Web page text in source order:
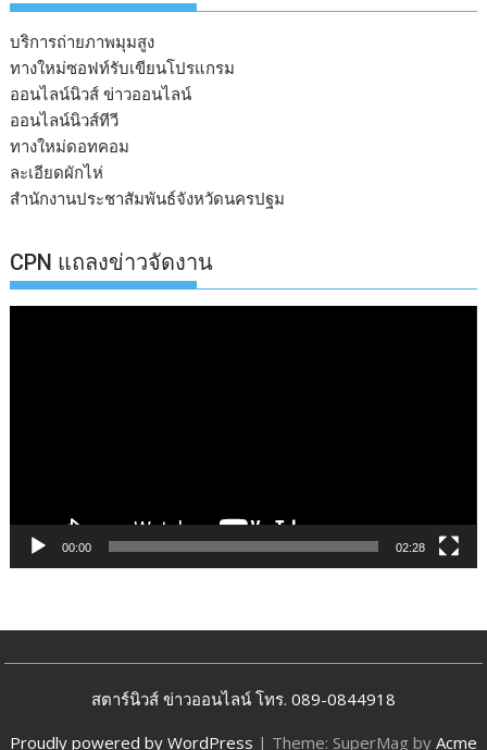
บริการถ่ายภาพมุมสูง
ทางใหม่ซอฟท์รับเขียนโปรแกรม
ออนไลน์นิวส์ ข่าวออนไลน์
ออนไลน์นิวส์ทีวี
ทางใหม่ดอทคอม
ละเอียดผักไห่
สำนักงานประชาสัมพันธ์จังหวัดนครปฐม
CPN แถลงข่าวจัดงาน
00:00 02:28
สตาร์นิวส์ ข่าวออนไลน์ โทร. 089-0844918
Proudly powered by WordPress | Theme: SuperMag by Acme